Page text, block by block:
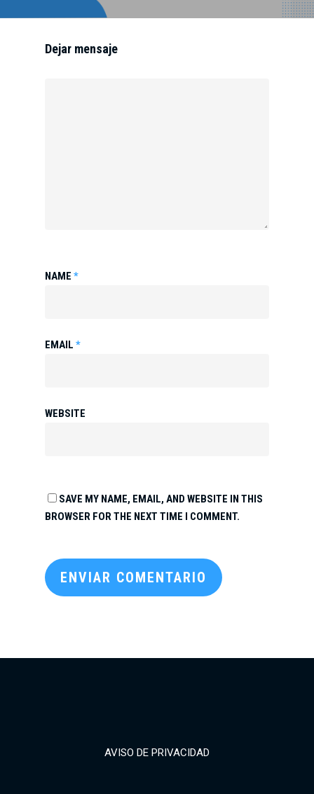
Dejar mensaje
NAME *
EMAIL *
WEBSITE
SAVE MY NAME, EMAIL, AND WEBSITE IN THIS
BROWSER FOR THE NEXT TIME I COMMENT.
AVISO DE PRIVACIDAD